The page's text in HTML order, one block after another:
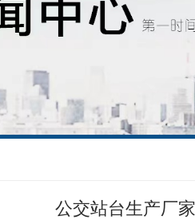
房 精神堡垒
公交站台生产厂